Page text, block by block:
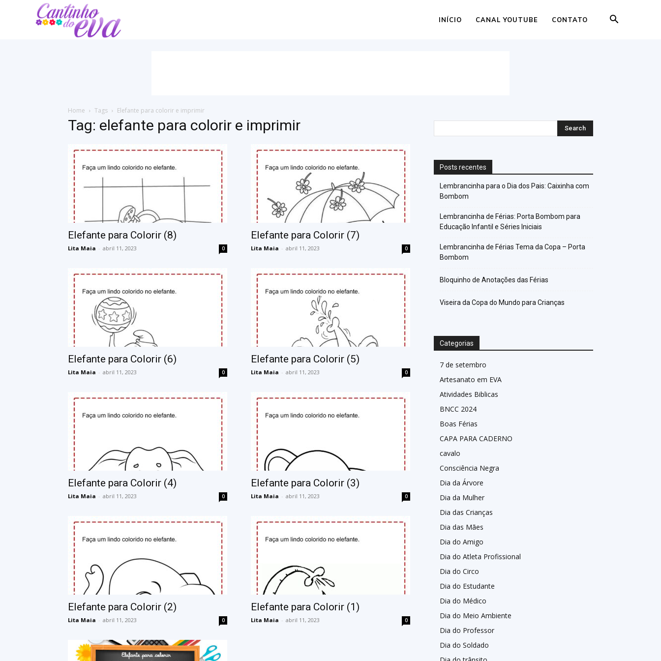
INÍCIO CANAL YOUTUBE CONTATO
Home Tags Elefante para colorir e imprimir
Tag: elefante para colorir e imprimir
Elefante para Colorir (8)
Lita Maia - abril 11, 2023 0
Elefante para Colorir (7)
Lita Maia - abril 11, 2023 0
Elefante para Colorir (6)
Lita Maia - abril 11, 2023 0
Elefante para Colorir (5)
Lita Maia - abril 11, 2023 0
Elefante para Colorir (4)
Lita Maia - abril 11, 2023 0
Elefante para Colorir (3)
Lita Maia - abril 11, 2023 0
Elefante para Colorir (2)
Lita Maia - abril 11, 2023 0
Elefante para Colorir (1)
Lita Maia - abril 11, 2023 0
Posts recentes
Lembrancinha para o Dia dos Pais: Caixinha com
Bombom
Lembrancinha de Férias: Porta Bombom para
Educação Infantil e Séries Iniciais
Lembrancinha de Férias Tema da Copa – Porta
Bombom
Bloquinho de Anotações das Férias
Viseira da Copa do Mundo para Crianças
Categorias
7 de setembro
Artesanato em EVA
Atividades Biblicas
BNCC 2024
Boas Férias
CAPA PARA CADERNO
cavalo
Consciência Negra
Dia da Árvore
Dia da Mulher
Dia das Crianças
Dia das Mães
Dia do Amigo
Dia do Atleta Profissional
Dia do Circo
Dia do Estudante
Dia do Médico
Dia do Meio Ambiente
Dia do Professor
Dia do Soldado